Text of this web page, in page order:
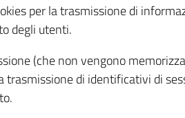
per la trasmissione di
degli utenti.
(che non vengono
di identificativi di